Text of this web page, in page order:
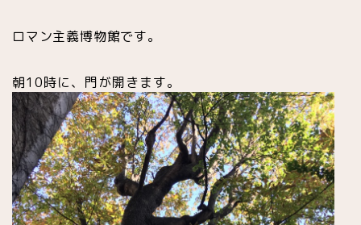
ロマン主義博物館です。
朝10時に、門が開きます。